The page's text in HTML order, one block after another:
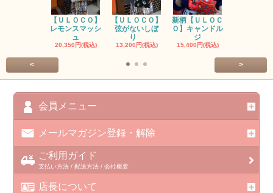
【ＵＬＯＣＯ】
レモンスマッシ
ュ
20,350円(税込)
【ＵＬＯＣＯ】
弦がないしぼ
り
13,200円(税込)
新柄【ＵＬＯＣ
Ｏ】キャンドル
ジ
15,400円(税込)
< >
会員メニュー
メールマガジン登録・解除
ご利用ガイド
支払い方法 / 配送方法 / 会社概要
店長について